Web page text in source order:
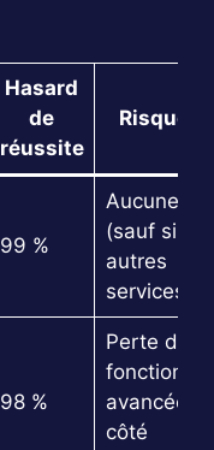
Hasard
de
réussite
Risques
99 %
Aucune
(sauf si
autres
services)
98 %
Perte de
fonctions
avancées
côté